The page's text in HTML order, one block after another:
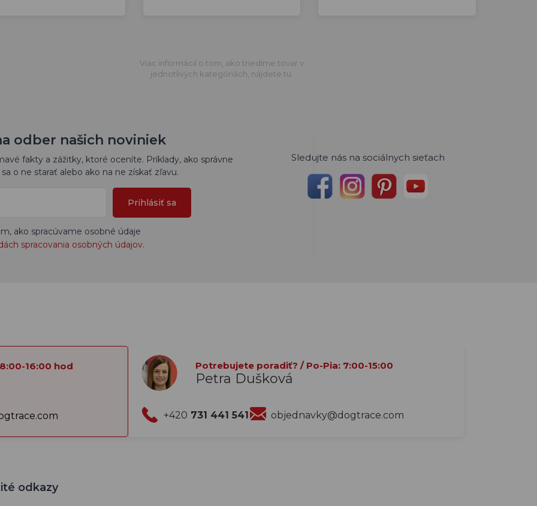
Viac informácií o tom, ako triedime tovar v
jednotlivých kategóriách, nájdete tu.
odber našich noviniek
fakty a zážitky, ktoré oceníte. Príklady, ako správne
o ne starať alebo ako na ne získať zľavu.
Prihlásiť sa
ako spracúvame osobné údaje
spracovania osobných údajov.
Sledujte nás na sociálnych sieťach
16:00 hod Potrebujete poradiť? / Po-Pia: 7:00-15:00
Petra Dušková
+420 731 441 541 objednavky@dogtrace.com
odkazy